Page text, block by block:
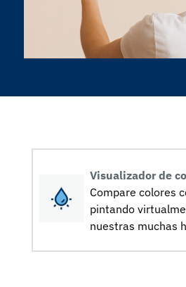
Visualizador de
Compare colores
pintando
nuestras muchas